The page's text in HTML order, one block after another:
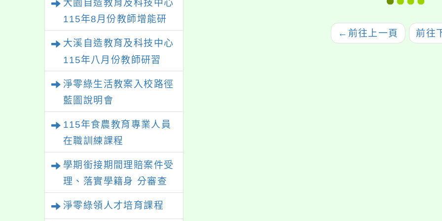
大園自造教育及科技中心
115年8月份教師增能研
習
大溪自造教育及科技中心
115年八月份教師研習
淨零綠生活教案入校路徑
藍圖說明會
115年食農教育專業人員
在職訓練課程
學期銜接期間理賠案件受
理、落實學籍身 分審查
淨零綠領人才培育課程
討
← 前往上一頁 前往